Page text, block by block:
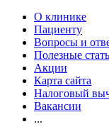
О клинике
Пациенту
Вопросы и
Полезные
Акции
Карта сайта
Налоговый
Вакансии
...